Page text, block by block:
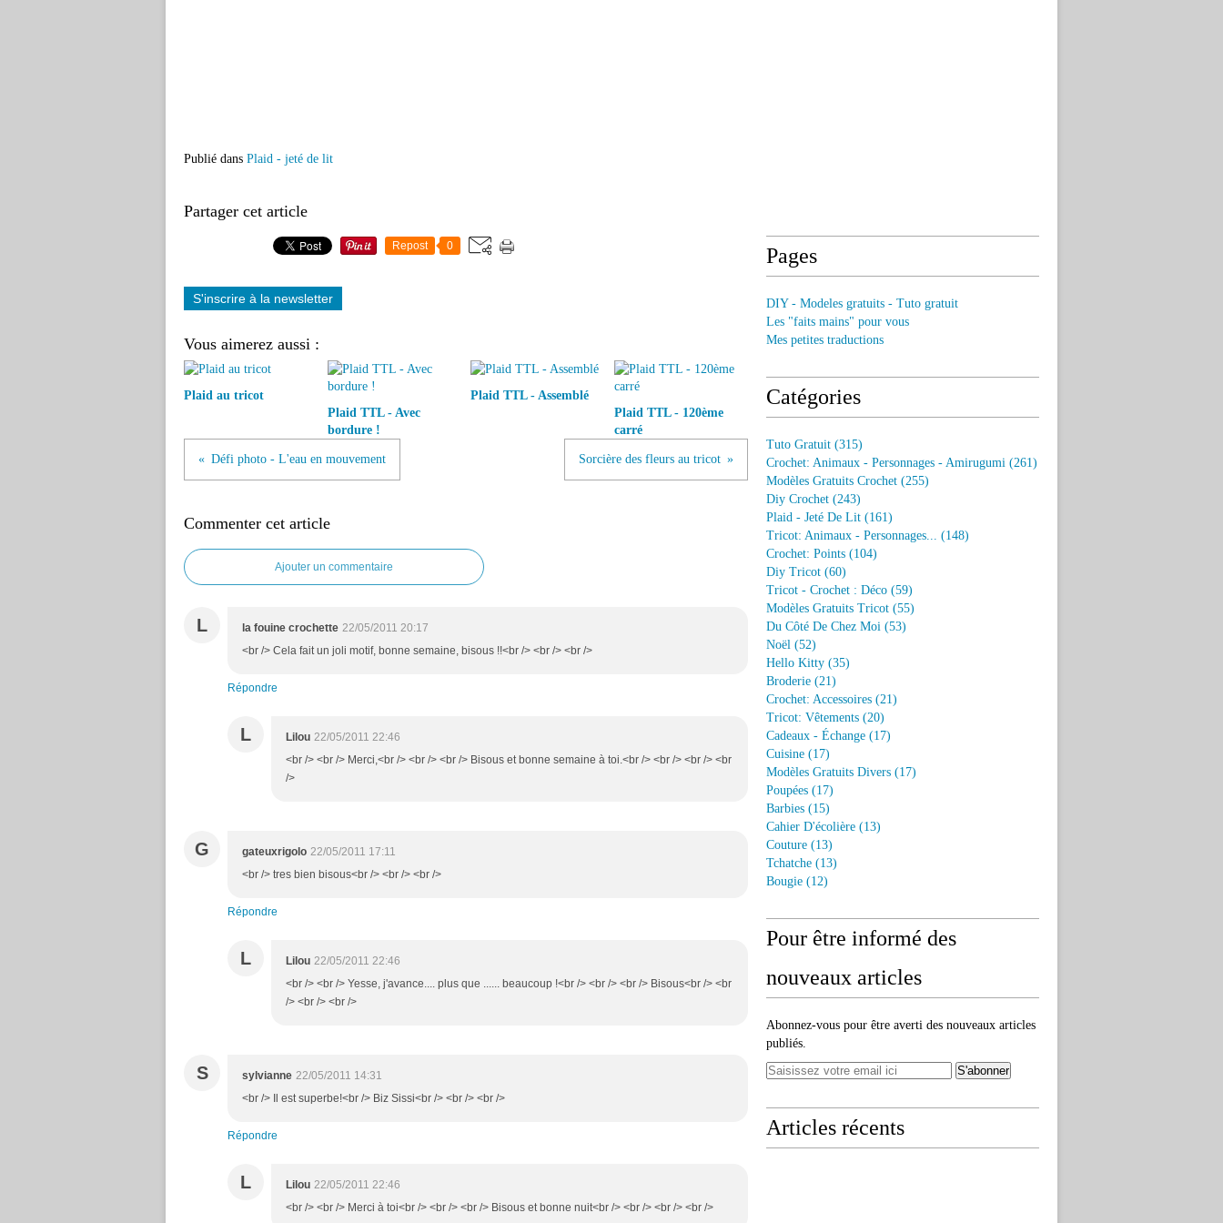
Publié dans Plaid - jeté de lit
Partager cet article
Repost 0
S'inscrire à la newsletter
Vous aimerez aussi :
Plaid au tricot
Plaid TTL - Avec
bordure !
Plaid TTL - Assemblé
Plaid TTL - 120ème
carré
Défi photo - L'eau en mouvement Sorcière des fleurs au tricot
Commenter cet article
Ajouter un commentaire
L la fouine crochette 22/05/2011 20:17
<br /> Cela fait un joli motif, bonne semaine, bisous !!<br /> <br /> <br />
Répondre
L Lilou 22/05/2011 22:46
<br /> <br /> Merci,<br /> <br /> <br /> Bisous et bonne semaine à toi.<br /> <br /> <br /> <br
/>
G gateuxrigolo 22/05/2011 17:11
<br /> tres bien bisous<br /> <br /> <br />
Répondre
L Lilou 22/05/2011 22:46
<br /> <br /> Yesse, j'avance.... plus que ...... beaucoup !<br /> <br /> <br /> Bisous<br /> <br
/> <br /> <br />
S sylvianne 22/05/2011 14:31
<br /> Il est superbe!<br /> Biz Sissi<br /> <br /> <br />
Répondre
L Lilou 22/05/2011 22:46
<br /> <br /> Merci à toi<br /> <br /> <br /> Bisous et bonne nuit<br /> <br /> <br /> <br />
Pages
DIY - Modeles gratuits - Tuto gratuit
Les "faits mains" pour vous
Mes petites traductions
Catégories
Tuto Gratuit (315)
Crochet: Animaux - Personnages - Amirugumi (261)
Modèles Gratuits Crochet (255)
Diy Crochet (243)
Plaid - Jeté De Lit (161)
Tricot: Animaux - Personnages... (148)
Crochet: Points (104)
Diy Tricot (60)
Tricot - Crochet : Déco (59)
Modèles Gratuits Tricot (55)
Du Côté De Chez Moi (53)
Noël (52)
Hello Kitty (35)
Broderie (21)
Crochet: Accessoires (21)
Tricot: Vêtements (20)
Cadeaux - Échange (17)
Cuisine (17)
Modèles Gratuits Divers (17)
Poupées (17)
Barbies (15)
Cahier D'écolière (13)
Couture (13)
Tchatche (13)
Bougie (12)
Pour être informé des
nouveaux articles
Abonnez-vous pour être averti des nouveaux articles
publiés.
Articles récents